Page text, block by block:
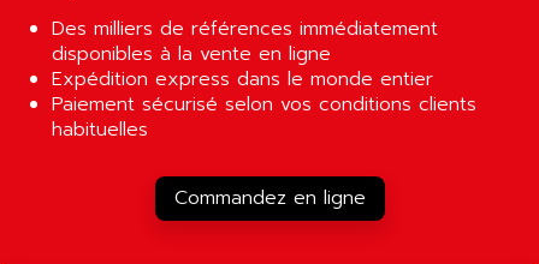
SIMATIC-S5
SIMATIC FIELD PG
LOGO!
RJ3
ARGOLUX AS
AIRCOM
AIRELEC
AIRMASTER R1
AIRMASTER R1HMI
AIRPES
AIRWELL
Des milliers de références immédiatement
disponibles à la vente en ligne
Expédition express dans le monde entier
Paiement sécurisé selon vos conditions clients
habituelles
Commandez en ligne